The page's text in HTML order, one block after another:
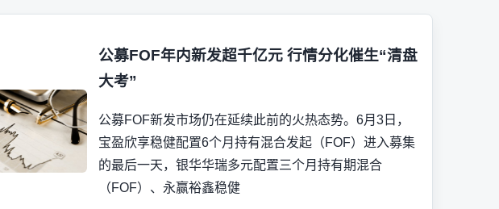
公募FOF年内新发超千亿元 行情分化催生“清盘
大考”
公募FOF新发市场仍在延续此前的火热态势。6月3日，
宝盈欣享稳健配置6个月持有混合发起（FOF）进入募集
的最后一天，银华华瑞多元配置三个月持有期混合
（FOF）、永赢裕鑫稳健